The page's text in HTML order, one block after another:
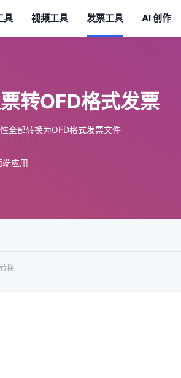
具 视频工具 发票工具 AI 创作
转OFD格式发票
全部转换为OFD格式发票文件
应用
换